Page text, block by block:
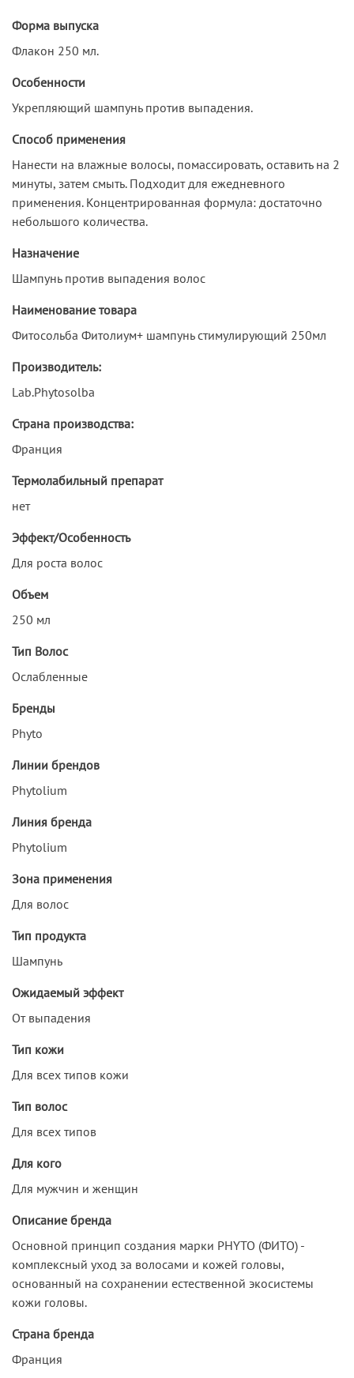
Форма выпуска
Флакон 250 мл.
Особенности
Укрепляющий шампунь против выпадения.
Способ применения
Нанести на влажные волосы, помассировать, оставить на 2
минуты, затем смыть. Подходит для ежедневного
применения. Концентрированная формула: достаточно
небольшого количества.
Назначение
Шампунь против выпадения волос
Наименование товара
Фитосольба Фитолиум+ шампунь стимулирующий 250мл
Производитель:
Lab.Phytosolba
Страна производства:
Франция
Термолабильный препарат
нет
Эффект/Особенность
Для роста волос
Объем
250 мл
Тип Волос
Ослабленные
Бренды
Phyto
Линии брендов
Phytolium
Линия бренда
Phytolium
Зона применения
Для волос
Тип продукта
Шампунь
Ожидаемый эффект
От выпадения
Тип кожи
Для всех типов кожи
Тип волос
Для всех типов
Для кого
Для мужчин и женщин
Описание бренда
Основной принцип создания марки PHYTO (ФИТО) -
комплексный уход за волосами и кожей головы,
основанный на сохранении естественной экосистемы
кожи головы.
Страна бренда
Франция